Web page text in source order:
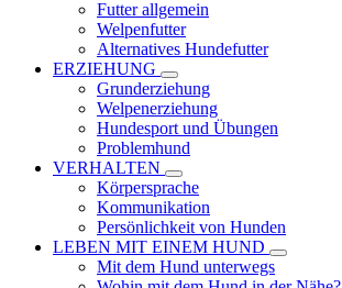
Futter allgemein
Welpenfutter
Alternatives Hundefutter
ERZIEHUNG
Grunderziehung
Welpenerziehung
Hundesport und Übungen
Problemhund
VERHALTEN
Körpersprache
Kommunikation
Persönlichkeit von Hunden
LEBEN MIT EINEM HUND
Mit dem Hund unterwegs